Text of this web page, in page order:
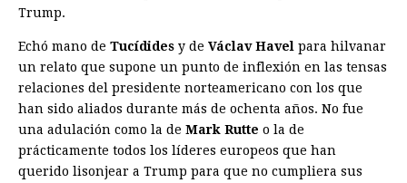
Trump.
Echó mano de Tucídides y de Václav Havel para hilvanar
un relato que supone un punto de inflexión en las tensas
relaciones del presidente norteamericano con los que
han sido aliados durante más de ochenta años. No fue
una adulación como la de Mark Rutte o la de
prácticamente todos los líderes europeos que han
querido lisonjear a Trump para que no cumpliera sus